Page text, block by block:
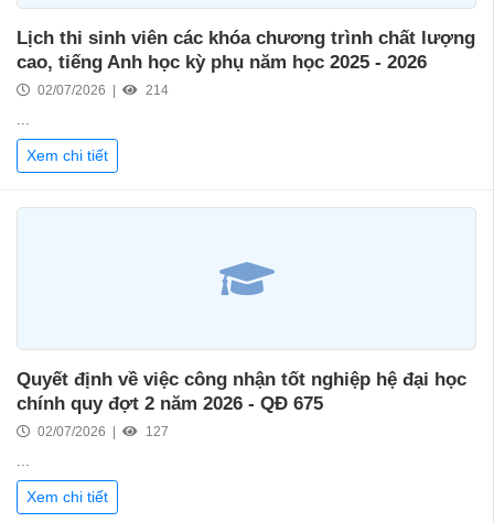
Lịch thi sinh viên các khóa chương trình chất lượng
cao, tiếng Anh học kỳ phụ năm học 2025 - 2026
02/07/2026 | 214
...
Xem chi tiết
Quyết định về việc công nhận tốt nghiệp hệ đại học
chính quy đợt 2 năm 2026 - QĐ 675
02/07/2026 | 127
...
Xem chi tiết